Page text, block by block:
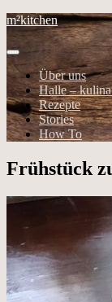
m²kitchen
Über uns
Halle –
Rezepte
Stories
How To
Frühstück